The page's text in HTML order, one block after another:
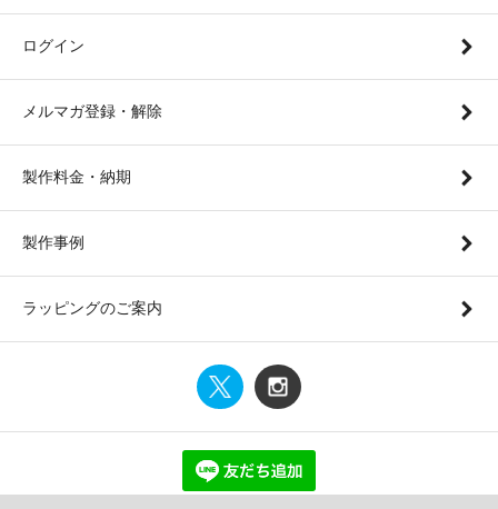
ログイン
メルマガ登録・解除
製作料金・納期
製作事例
ラッピングのご案内